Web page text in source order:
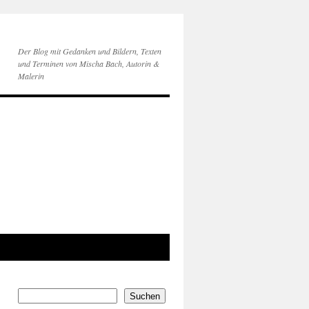
Der Blog mit Gedanken und Bildern, Texten
und Terminen von Mischa Bach, Autorin &
Malerin
Suchen